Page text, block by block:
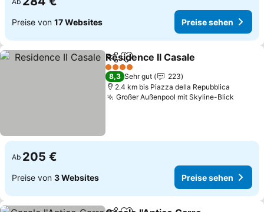
Preise von 17 Websites Preise sehen
TeilenZu Favoriten hinzufügen
Residence Il Casale
4 Sterne
8,3 Sehr gut
223
2.4 km bis Piazza della Repubblica
Großer Außenpool mit Skyline-Blick
Ab 205 €
Preise von 3 Websites Preise sehen